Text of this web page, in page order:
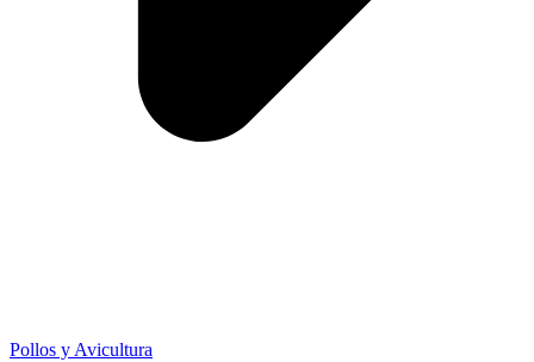
Pollos y Avicultura